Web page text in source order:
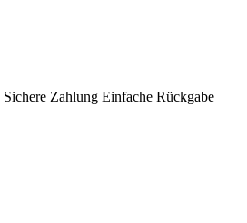
Sichere Zahlung Einfache Rückgabe